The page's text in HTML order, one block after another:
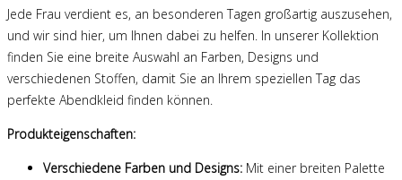
Jede Frau verdient es, an besonderen Tagen großartig auszusehen,
und wir sind hier, um Ihnen dabei zu helfen. In unserer Kollektion
finden Sie eine breite Auswahl an Farben, Designs und
verschiedenen Stoffen, damit Sie an Ihrem speziellen Tag das
perfekte Abendkleid finden können.
Produkteigenschaften:
Verschiedene Farben und Designs: Mit einer breiten Palette